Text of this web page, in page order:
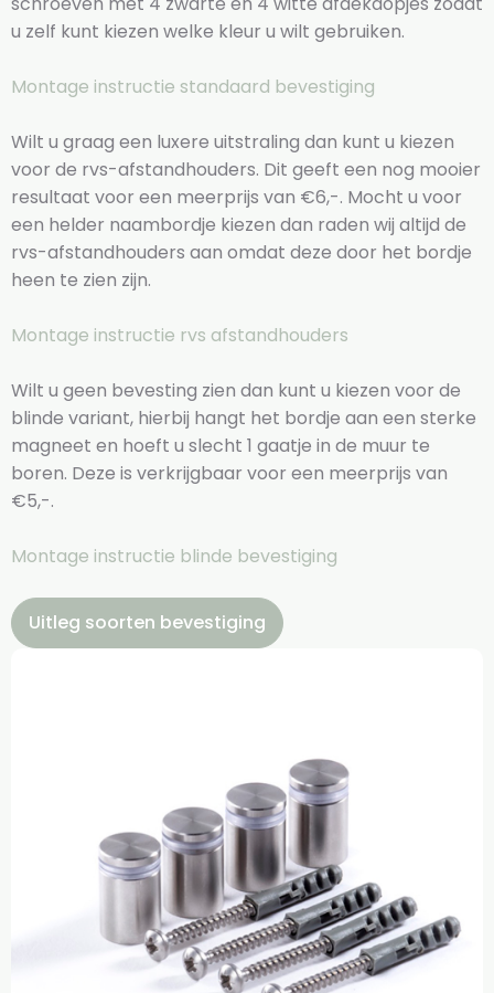
u zelf kunt kiezen welke kleur u wilt gebruiken.
Montage instructie standaard bevestiging
Wilt u graag een luxere uitstraling dan kunt u kiezen
voor de rvs-afstandhouders. Dit geeft een nog mooier
resultaat voor een meerprijs van €6,-. Mocht u voor
een helder naambordje kiezen dan raden wij altijd de
rvs-afstandhouders aan omdat deze door het bordje
heen te zien zijn.
Montage instructie rvs afstandhouders
Wilt u geen bevesting zien dan kunt u kiezen voor de
blinde variant, hierbij hangt het bordje aan een sterke
magneet en hoeft u slecht 1 gaatje in de muur te
boren. Deze is verkrijgbaar voor een meerprijs van
€5,-.
Montage instructie blinde bevestiging
Uitleg soorten bevestiging